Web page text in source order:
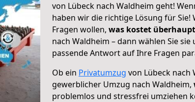
von Lübeck nach Waldheim geht!
haben wir die richtige Lösung für Sie!
Fragen wollen, was kostet
nach Waldheim – dann wählen Sie
passende Antwort auf Ihre Fragen
Ob ein Privatumzug von Lübeck nach
gewerblicher Umzug nach Waldheim,
problemlos und stressfrei umziehen